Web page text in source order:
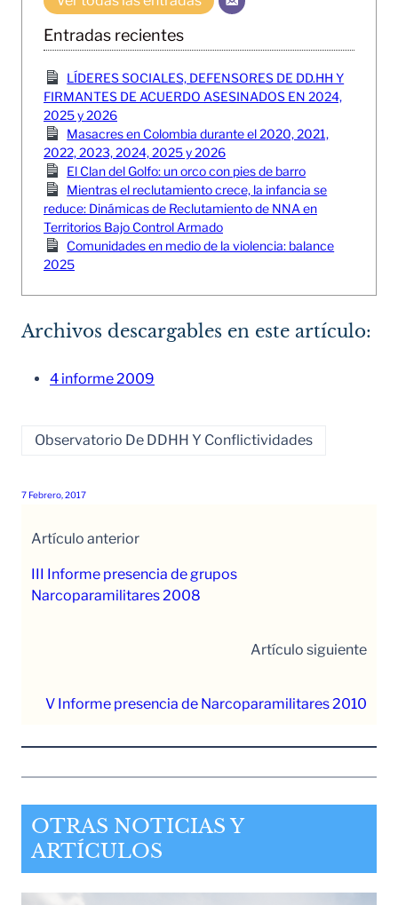
Entradas recientes
LÍDERES SOCIALES, DEFENSORES DE DD.HH Y
FIRMANTES DE ACUERDO ASESINADOS EN 2024,
2025 y 2026
Masacres en Colombia durante el 2020, 2021,
2022, 2023, 2024, 2025 y 2026
El Clan del Golfo: un orco con pies de barro
Mientras el reclutamiento crece, la infancia se
reduce: Dinámicas de Reclutamiento de NNA en
Territorios Bajo Control Armado
Comunidades en medio de la violencia: balance
2025
Archivos descargables en este artículo:
4 informe 2009
Observatorio De DDHH Y Conflictividades
7 Febrero, 2017
Artículo anterior
III Informe presencia de grupos
Narcoparamilitares 2008
Artículo siguiente
V Informe presencia de Narcoparamilitares 2010
OTRAS NOTICIAS Y
ARTÍCULOS